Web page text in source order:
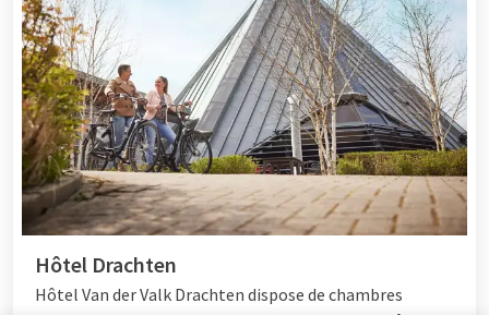
Hôtel Drachten
Hôtel Van der Valk Drachten dispose de chambres